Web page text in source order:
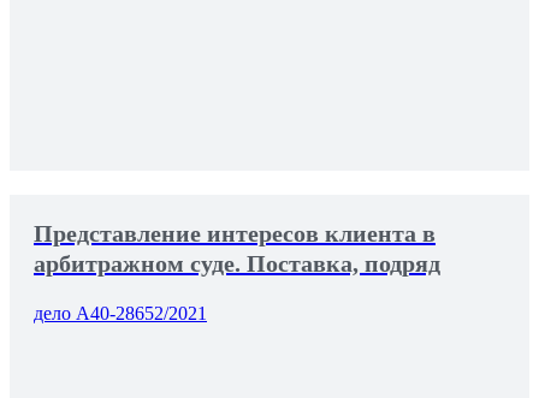
Представление интересов клиента в
арбитражном суде. Поставка, подряд
дело А40-28652/2021